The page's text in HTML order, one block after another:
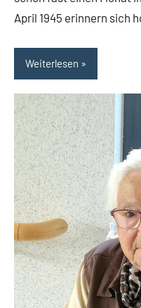
Leopoldshöhe
Thema
April 1945 erinnern sich
Weiterlesen